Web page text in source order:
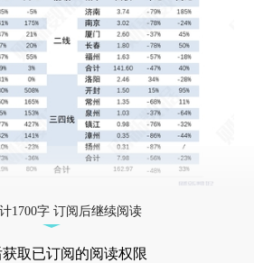
1700字 订阅后继续阅读
获取已订阅的阅读权限